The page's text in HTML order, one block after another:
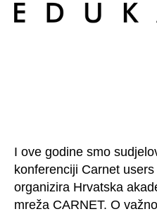
I ove godine smo
konferenciji Carnet
organizira Hrvatska
mreža CARNET. O